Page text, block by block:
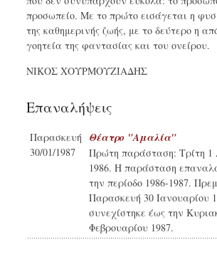
προσωπείο. Με το πρώτο εισάγεται η
της καθημερινής ζωής, με το δεύτερο η
γοητεία της φαντασίας και του ονείρου.
ΝΙΚΟΣ ΧΟΥΡΜΟΥΖΙΑΔΗΣ
Επαναλήψεις
Παρασκευή
30/01/1987
Θέατρο "Αμαλία"
Πρώτη παράσταση: Τρίτη 1
1986. Η παράσταση
την περίοδο 1986-1987.
Παρασκευή 30 Ιανουαρίου
συνεχίστηκε έως την
Φεβρουαρίου 1987.